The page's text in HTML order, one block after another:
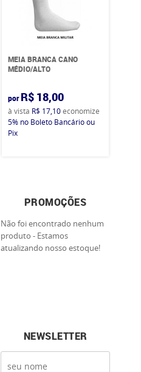
MEIA BRANCA CANO
MÉDIO/ALTO
por R$ 18,00
à vista R$ 17,10economize
5% no Boleto Bancário ou
Pix
PROMOÇÕES
Não foi encontrado nenhum
produto - Estamos
atualizando nosso estoque!
NEWSLETTER